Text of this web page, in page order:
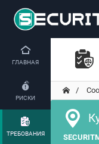
ГЛАВНАЯ
РИСКИ
ТРЕБОВАНИЯ